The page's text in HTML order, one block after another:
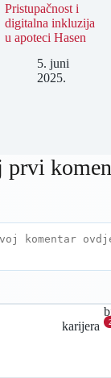
Pristupačnost i
digitalna inkluzija
u apoteci Hasen
5. juni
2025.
prvi
karijera